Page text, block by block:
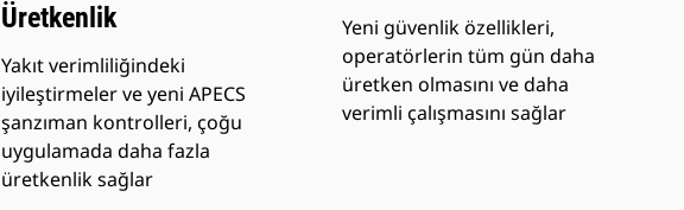
Üretkenlik
Yakıt verimliliğindeki
iyileştirmeler ve yeni APECS
şanzıman kontrolleri, çoğu
uygulamada daha fazla
üretkenlik sağlar
Yeni güvenlik özellikleri,
operatörlerin tüm gün daha
üretken olmasını ve daha
verimli çalışmasını sağlar